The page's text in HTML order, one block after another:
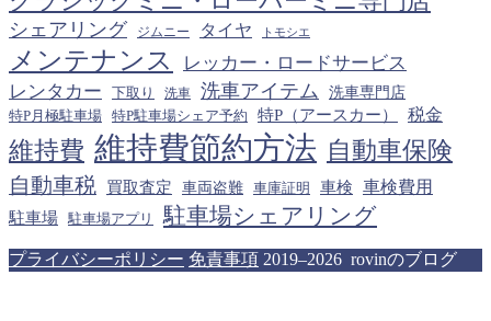
シェアリング ジムニー タイヤ トモシエ
メンテナンス
レッカー・ロードサービス
レンタカー
下取り 洗車 洗車アイテム
洗車専門店
特P月極駐車場
特P駐車場シェア予約 特P（アースカー） 税金
維持費 維持費節約方法 自動車保険
自動車税 買取査定 車両盗難 車庫証明 車検 車検費用
駐車場 駐車場アプリ 駐車場シェアリング
プライバシーポリシー 免責事項 2019–2026 rovinのブログ